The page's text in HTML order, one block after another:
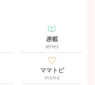
連載
series
ママトピ
mama